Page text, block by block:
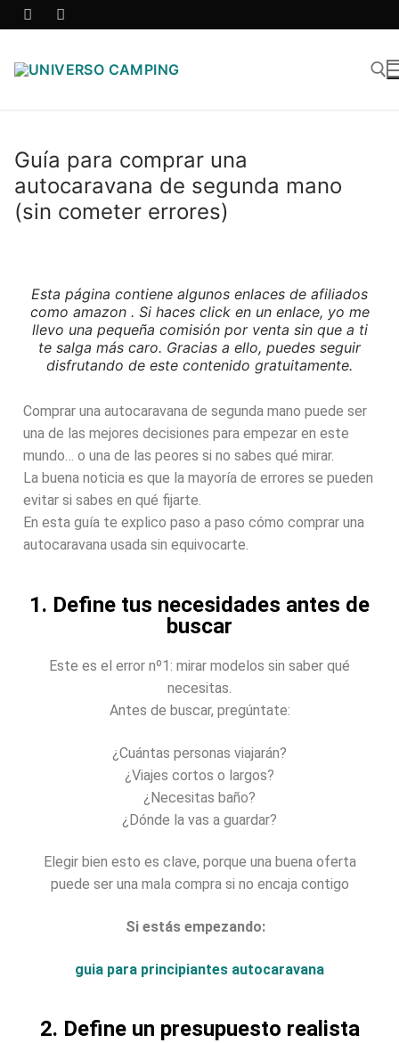
Guía para comprar una
autocaravana de segunda mano
(sin cometer errores)
Esta página contiene algunos enlaces de afiliados
como amazon . Si haces click en un enlace, yo me
llevo una pequeña comisión por venta sin que a ti
te salga más caro. Gracias a ello, puedes seguir
disfrutando de este contenido gratuitamente.
Comprar una autocaravana de segunda mano puede ser
una de las mejores decisiones para empezar en este
mundo… o una de las peores si no sabes qué mirar.
La buena noticia es que la mayoría de errores se pueden
evitar si sabes en qué fijarte.
En esta guía te explico paso a paso cómo comprar una
autocaravana usada sin equivocarte.
1. Define tus necesidades antes de
buscar
Este es el error nº1: mirar modelos sin saber qué
necesitas.
Antes de buscar, pregúntate:
¿Cuántas personas viajarán?
¿Viajes cortos o largos?
¿Necesitas baño?
¿Dónde la vas a guardar?
Elegir bien esto es clave, porque una buena oferta
puede ser una mala compra si no encaja contigo
Si estás empezando:
guia para principiantes autocaravana
2. Define un presupuesto realista